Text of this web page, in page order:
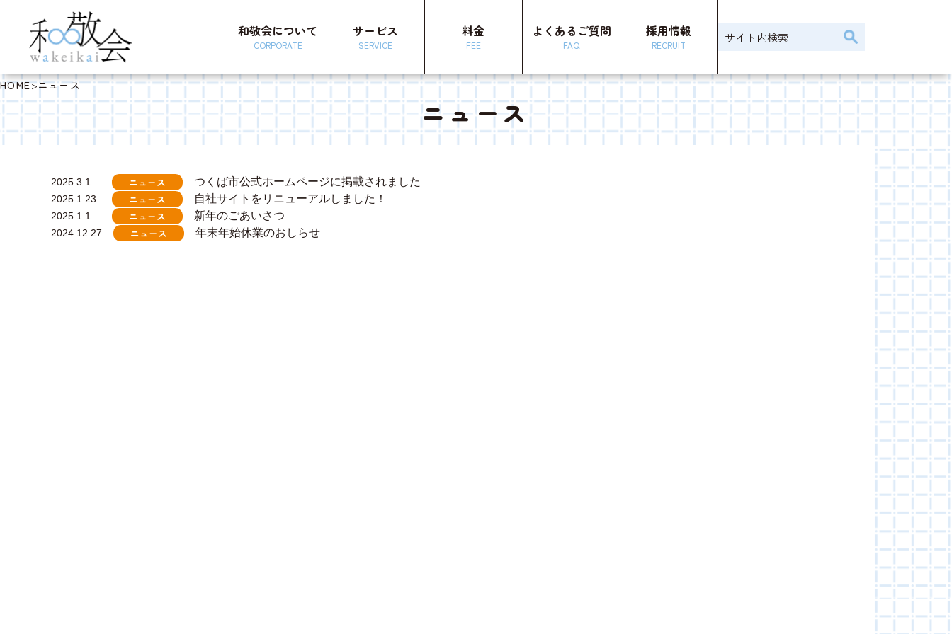
和敬会について
CORPORATE
サービス
SERVICE
料金
FEE
よくあるご質問
FAQ
採用情報
RECRUIT
HOME>ニュース
ニュース
2025.3.1 ニュース つくば市公式ホームページに掲載されました
2025.1.23 ニュース 自社サイトをリニューアルしました！
2025.1.1 ニュース 新年のごあいさつ
2024.12.27 ニュース 年末年始休業のおしらせ